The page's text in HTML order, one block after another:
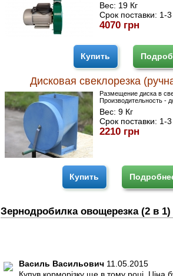
Вес: 19 Кг
Срок поставки: 1-
4070 грн
Купить
Дисковая свеклорезка
Размещение диска в
Производительность -
Вес:9 Кг
Срок поставки: 1-
2210 грн
Купить
Зернодробилка овощерезка (2 в
Василь Васильович 11.05.2015